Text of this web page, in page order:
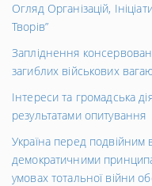
Огляд Організацій,
Творів”
Запліднення
загиблих військових
Інтереси та громадська
результатами опитування
Україна перед подвійним
демократичними
умовах тотальної війни